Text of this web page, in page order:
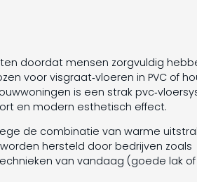
doordat mensen zorgvuldig
voor visgraat‑vloeren in PVC of
is een strak
en modern esthetisch effect.
de combinatie van warme
hersteld door bedrijven zoals
van vandaag (goede lak of